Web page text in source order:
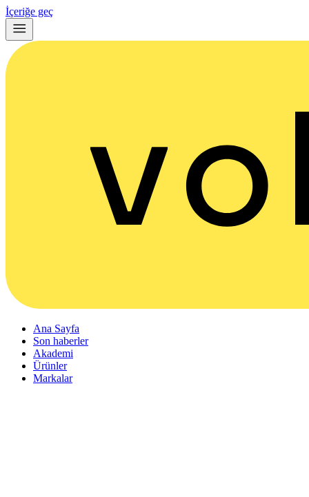
İçeriğe geç
Ana Sayfa
Son haberler
Akademi
Ürünler
Markalar